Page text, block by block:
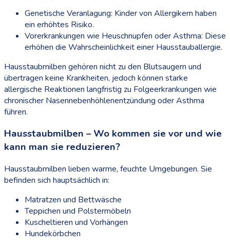
Genetische Veranlagung: Kinder von Allergikern haben
ein erhöhtes Risiko.
Vorerkrankungen wie Heuschnupfen oder Asthma: Diese
erhöhen die Wahrscheinlichkeit einer Hausstauballergie.
Hausstaubmilben gehören nicht zu den Blutsaugern und
übertragen keine Krankheiten, jedoch können starke
allergische Reaktionen langfristig zu Folgeerkrankungen wie
chronischer Nasennebenhöhlenentzündung oder Asthma
führen.
Hausstaubmilben – Wo kommen sie vor und wie
kann man sie reduzieren?
Hausstaubmilben lieben warme, feuchte Umgebungen. Sie
befinden sich hauptsächlich in:
Matratzen und Bettwäsche
Teppichen und Polstermöbeln
Kuscheltieren und Vorhängen
Hundekörbchen